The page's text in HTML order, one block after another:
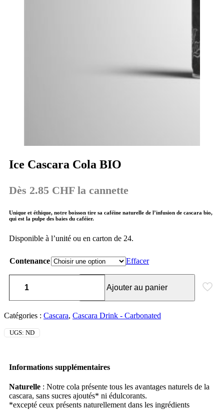
Ice Cascara Cola BIO
Dès 2.85 CHF la cannette
Unique et éthique, notre boisson tire sa caféine naturelle de l’infusion de cascara bio,
qui est la pulpe des baies du caféier.
Disponible à l’unité ou en carton de 24.
Contenance Effacer
Ajouter au panier
Catégories : Cascara, Cascara Drink - Carbonated
UGS: ND
Informations supplémentaires
Naturelle : Notre cola présente tous les avantages naturels de la
cascara, sans sucres ajoutés* ni édulcorants.
*excepté ceux présents naturellement dans les ingrédients